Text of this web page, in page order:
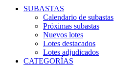
SUBASTAS
Calendario de subastas
Próximas subastas
Nuevos lotes
Lotes destacados
Lotes adjudicados
CATEGORÍAS